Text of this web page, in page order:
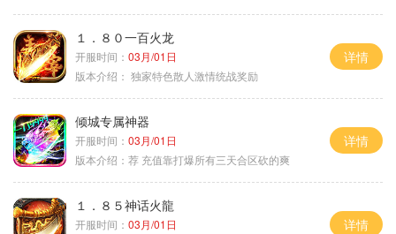
１．８０一百火龙
开服时间： 03月/01日
版本介绍： 独家特色散人激情统战奖励
详情
倾城专属神器
开服时间： 03月/01日
版本介绍： 荐 充值靠打爆所有三天合区砍的爽
详情
１．８５神话火龍
开服时间： 03月/01日
详情